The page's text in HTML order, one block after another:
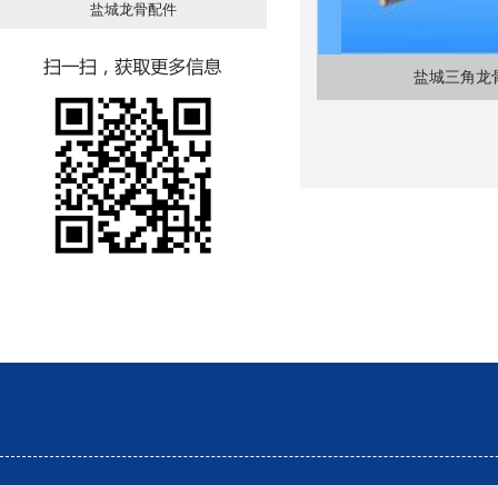
盐城三角龙
盐城龙骨配件